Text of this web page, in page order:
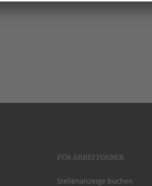
FÜR ARBEITGEBER
Stellenanzeige buchen